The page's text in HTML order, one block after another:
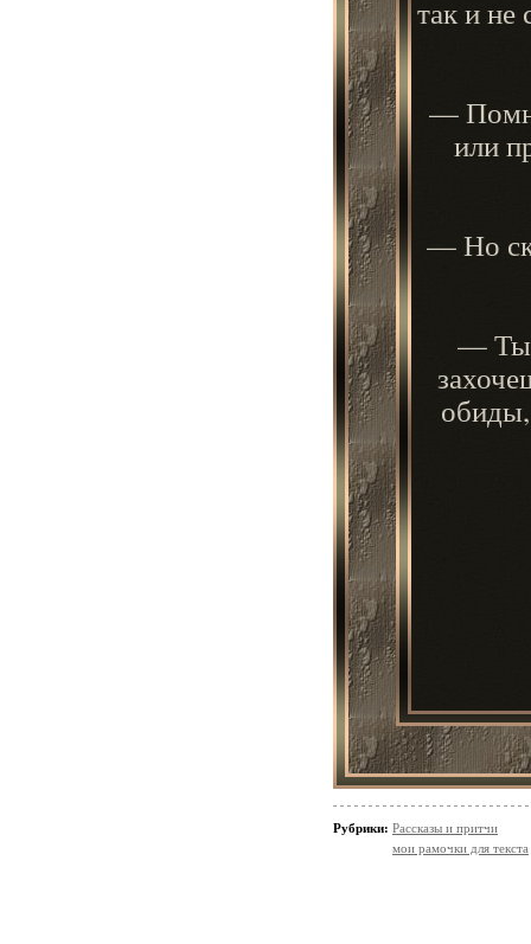
так и не
—
или
— Но
— Ты
Рубрики: Рассказы и притчи
мои рамочки для текста